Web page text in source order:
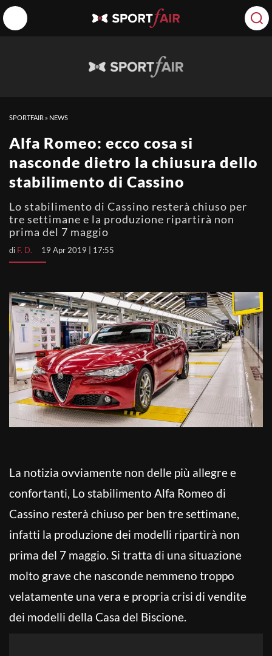
SPORTFAIR » NEWS
Alfa Romeo: ecco cosa si
nasconde dietro la chiusura dello
stabilimento di Cassino
Lo stabilimento di Cassino resterà chiuso per
tre settimane e la produzione ripartirà non
prima del 7 maggio
di F. D. 19 Apr 2019 | 17:55
La notizia ovviamente non delle più allegre e
confortanti, Lo stabilimento Alfa Romeo di
Cassino resterà chiuso per ben tre settimane,
infatti la produzione dei modelli ripartirà non
prima del 7 maggio. Si tratta di una situazione
molto grave che nasconde nemmeno troppo
velatamente una vera e propria crisi di vendite
dei modelli della Casa del Biscione.